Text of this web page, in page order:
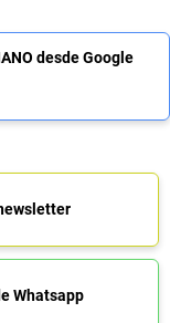
desde Google
Whatsapp